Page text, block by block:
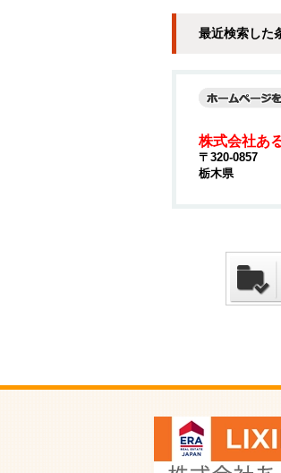
最近検索した
株式会社あ
〒320-0857
栃木県